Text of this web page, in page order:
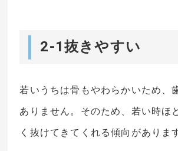
2-1抜きやすい
若いうちは骨もやわらかいため、
ありません。そのため、若い時ほ
く抜けてきてくれる傾向があります